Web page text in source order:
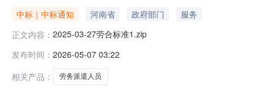
中标｜中标通知 河南省 政府部门
服务
正文内容： 2025-03-27劳合标准1.zip
发布时间： 2026-05-07 03:22
相关产品：
劳务派遣人员